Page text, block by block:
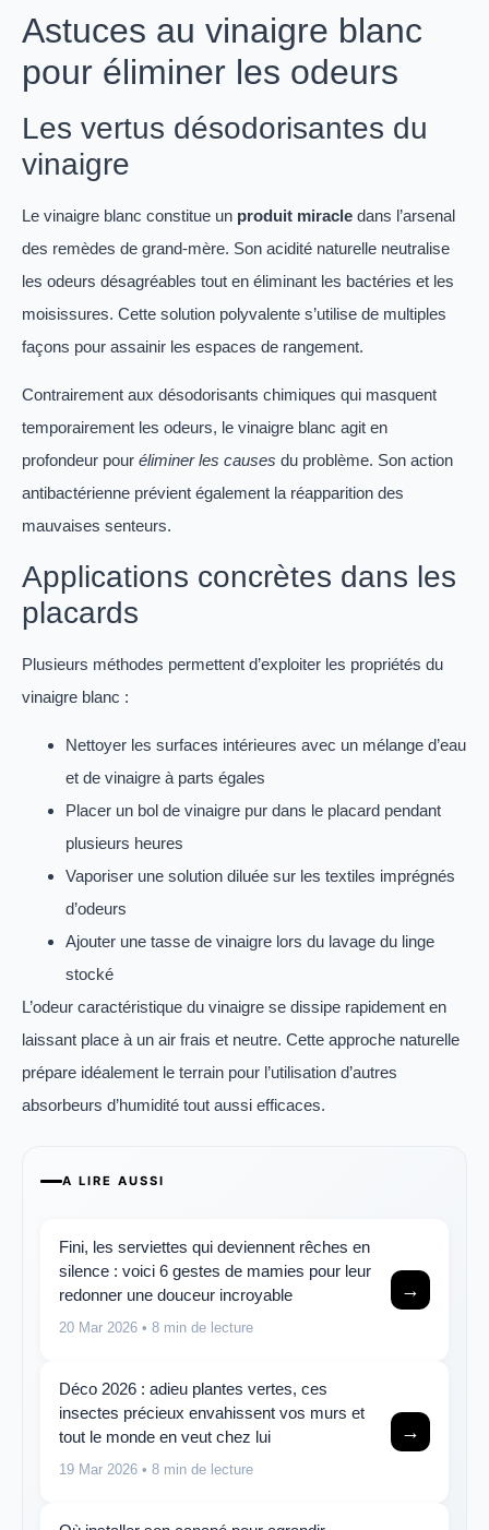
Astuces au vinaigre blanc
pour éliminer les odeurs
Les vertus désodorisantes du
vinaigre
Le vinaigre blanc constitue un produit miracle dans l’arsenal
des remèdes de grand-mère. Son acidité naturelle neutralise
les odeurs désagréables tout en éliminant les bactéries et les
moisissures. Cette solution polyvalente s’utilise de multiples
façons pour assainir les espaces de rangement.
Contrairement aux désodorisants chimiques qui masquent
temporairement les odeurs, le vinaigre blanc agit en
profondeur pour éliminer les causes du problème. Son action
antibactérienne prévient également la réapparition des
mauvaises senteurs.
Applications concrètes dans les
placards
Plusieurs méthodes permettent d’exploiter les propriétés du
vinaigre blanc :
Nettoyer les surfaces intérieures avec un mélange d’eau
et de vinaigre à parts égales
Placer un bol de vinaigre pur dans le placard pendant
plusieurs heures
Vaporiser une solution diluée sur les textiles imprégnés
d’odeurs
Ajouter une tasse de vinaigre lors du lavage du linge
stocké
L’odeur caractéristique du vinaigre se dissipe rapidement en
laissant place à un air frais et neutre. Cette approche naturelle
prépare idéalement le terrain pour l’utilisation d’autres
absorbeurs d’humidité tout aussi efficaces.
A LIRE AUSSI
Fini, les serviettes qui deviennent rêches en
silence : voici 6 gestes de mamies pour leur
redonner une douceur incroyable
20 Mar 2026 • 8 min de lecture
→
Déco 2026 : adieu plantes vertes, ces
insectes précieux envahissent vos murs et
tout le monde en veut chez lui
19 Mar 2026 • 8 min de lecture
→